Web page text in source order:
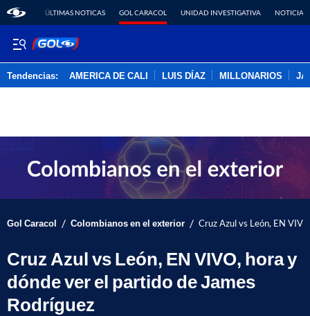
ÚLTIMAS NOTICAS GOL CARACOL UNIDAD INVESTIGATIVA NOTICIAS
Tendencias: AMERICA DE CALI LUIS DÍAZ MILLONARIOS
Gol Caracol / Colombianos en el exterior / Cruz Azul vs León, EN
Cruz Azul vs León, EN VIVO, hora y
dónde ver el partido de James
Rodríguez